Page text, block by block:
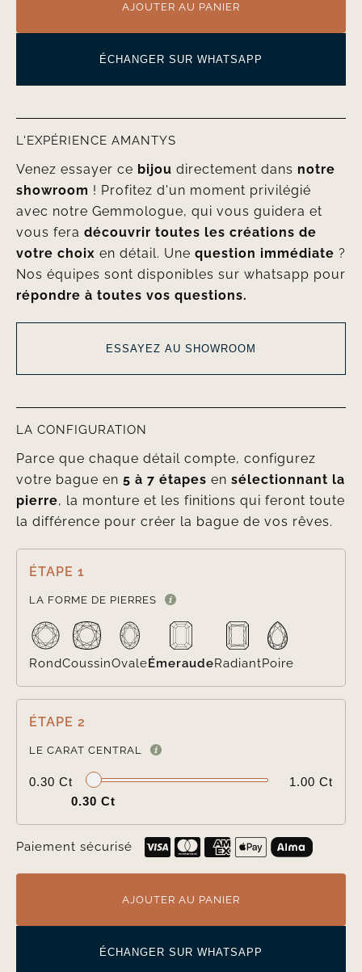
AJOUTER AU PANIER
ÉCHANGER SUR WHATSAPP
L'EXPÉRIENCE AMANTYS
Venez essayer ce bijou directement dans notre
showroom ! Profitez d'un moment privilégié
avec notre Gemmologue, qui vous guidera et
vous fera découvrir toutes les créations de
votre choix en détail. Une question immédiate ?
Nos équipes sont disponibles sur whatsapp pour
répondre à toutes vos questions.
ESSAYEZ AU SHOWROOM
LA CONFIGURATION
Parce que chaque détail compte, configurez
votre bague en 5 à 7 étapes en sélectionnant la
pierre, la monture et les finitions qui feront toute
la différence pour créer la bague de vos rêves.
ÉTAPE 1
LA FORME DE PIERRES
RondCoussinOvaleÉmeraudeRadiantPoire
ÉTAPE 2
LE CARAT CENTRAL
0.30 Ct
1.00 Ct
0.30 Ct
Paiement sécurisé
AJOUTER AU PANIER
ÉCHANGER SUR WHATSAPP